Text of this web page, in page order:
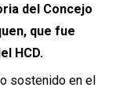
del Concejo
que fue
HCD.
sostenido en el